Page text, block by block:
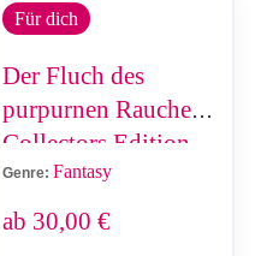
Für dich
Der Fluch des
purpurnen Rauches -
Collectors Edition
Genre: Fantasy
ab 30,00 €